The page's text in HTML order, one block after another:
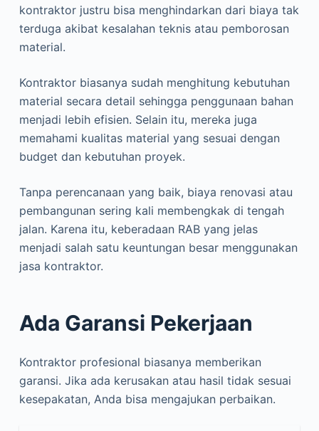
kontraktor justru bisa menghindarkan dari biaya tak
terduga akibat kesalahan teknis atau pemborosan
material.
Kontraktor biasanya sudah menghitung kebutuhan
material secara detail sehingga penggunaan bahan
menjadi lebih efisien. Selain itu, mereka juga
memahami kualitas material yang sesuai dengan
budget dan kebutuhan proyek.
Tanpa perencanaan yang baik, biaya renovasi atau
pembangunan sering kali membengkak di tengah
jalan. Karena itu, keberadaan RAB yang jelas
menjadi salah satu keuntungan besar menggunakan
jasa kontraktor.
Ada Garansi Pekerjaan
Kontraktor profesional biasanya memberikan
garansi. Jika ada kerusakan atau hasil tidak sesuai
kesepakatan, Anda bisa mengajukan perbaikan.